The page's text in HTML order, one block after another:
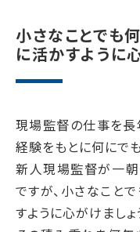
小さなことでも
に活かすように
現場監督の仕事を長
経験をもとに何にで
新人現場監督が一
ですが、小さなこと
すように心がけましょ